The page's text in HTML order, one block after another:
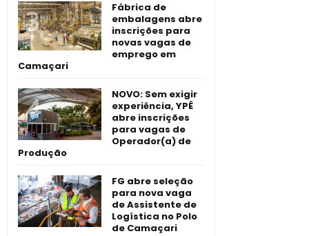
Fábrica de
embalagens abre
inscrições para
novas vagas de
emprego em
Camaçari
NOVO: Sem exigir
experiência, YPÊ
abre inscrições
para vagas de
Operador(a) de
Produção
FG abre seleção
para nova vaga
de Assistente de
Logística no Polo
de Camaçari